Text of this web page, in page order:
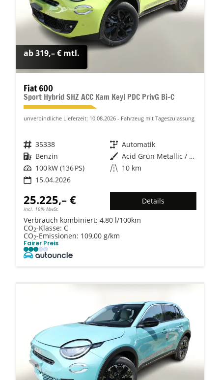
ab 319,– € mtl.
Fiat 600
Sport Hybrid SHZ ACC Kam Keyl PDC PrivG Bi-C
unverbindliche Lieferzeit: 10.08.2026 Fahrzeug mit Tageszulassung
Fahrzeugnr. 35338 Getriebe Automatik
Kraftstoff Benzin Außenfarbe
Acid Grün Metallic / Dach Schwar
Leistung 100 kW (136 PS) Kilometerstand 10 km
15.04.2026
25.225,– €
incl. 19% MwSt.
Details
Verbrauch kombiniert: 4,80 l/100km
CO2-Klasse: C
CO2-Emissionen: 109,00 g/km
Fairer Preis